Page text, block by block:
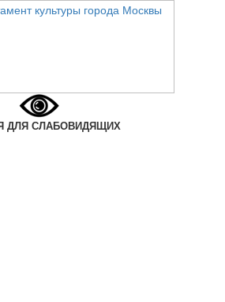
ДЛЯ СЛАБОВИДЯЩИХ